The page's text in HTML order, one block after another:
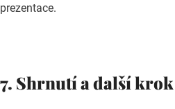
prezentace.
7. Shrnutí a další